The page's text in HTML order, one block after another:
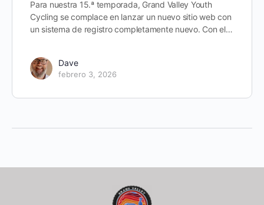
Para nuestra 15.ª temporada, Grand Valley Youth
Cycling se complace en lanzar un nuevo sitio web con
un sistema de registro completamente nuevo. Con el…
Dave
febrero 3, 2026